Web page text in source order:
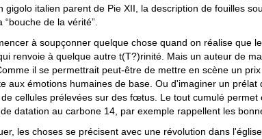
gigolo italien parent de Pie XII, la description de fouilles
“bouche de la vérité”.
à soupçonner quelque chose quand on réalise que
renvoie à quelque autre t(T?)rinité. Mais un auteur de
il se permettrait peut-être de mettre en scène un
aux émotions humaines de base. Ou d'imaginer un
cellules prélevées sur des fœtus. Le tout cumulé
datation au carbone 14, par exemple rappellent les
les choses se précisent avec une révolution dans